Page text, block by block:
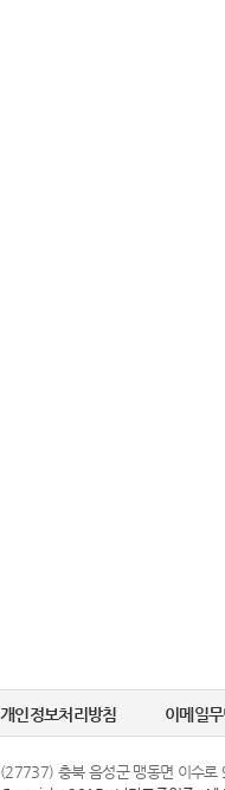
개인정보처리방침 이메일
(27737) 충북 음성군 맹동면 이수로